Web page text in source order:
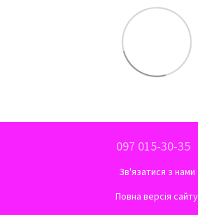
097 015-30-35
Зв'язатися з нами
Повна версія сайту